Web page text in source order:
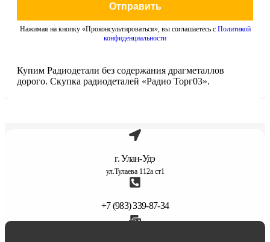
Отправить
Нажимая на кнопку «Проконсультироваться», вы соглашаетесь с Политикой
конфиденциальности
Купим Радиодетали без содержания драгметаллов
дорого. Скупка радиодеталей «Радио Торг03».
г. Улан-Удэ
ул.Тулаева 112а ст1
+7 (983) 339-87-34